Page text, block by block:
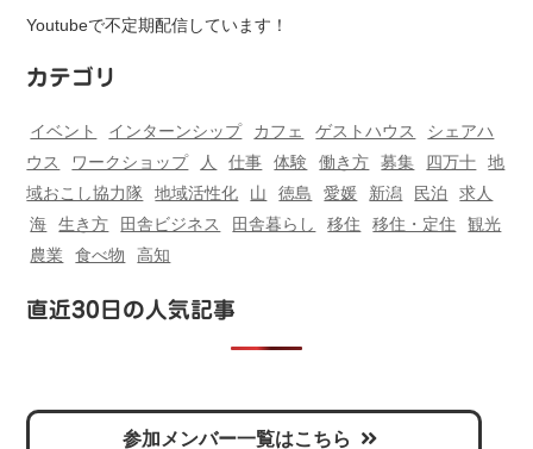
Youtubeで不定期配信しています！
カテゴリ
イベント インターンシップ カフェ ゲストハウス
シェアハ
ウス
ワークショップ 人 仕事 体験 働き方 募集 四万十
地
域おこし協力隊
地域活性化 山 徳島 愛媛 新潟 民泊
求人
海
生き方 田舎ビジネス 田舎暮らし 移住 移住・定住
観光
農業
食べ物 高知
直近30日の人気記事
参加メンバー一覧はこちら